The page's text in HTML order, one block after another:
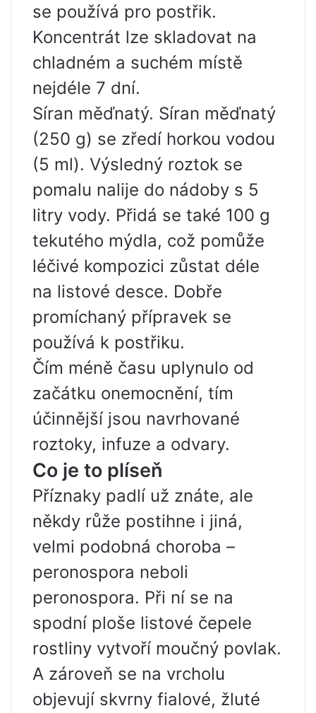
se používá pro postřik.
Koncentrát lze skladovat na
chladném a suchém místě
nejdéle 7 dní.
Síran měďnatý. Síran měďnatý
(250 g) se zředí horkou vodou
(5 ml). Výsledný roztok se
pomalu nalije do nádoby s 5
litry vody. Přidá se také 100 g
tekutého mýdla, což pomůže
léčivé kompozici zůstat déle
na listové desce. Dobře
promíchaný přípravek se
používá k postřiku.
Čím méně času uplynulo od
začátku onemocnění, tím
účinnější jsou navrhované
roztoky, infuze a odvary.
Co je to plíseň
Příznaky padlí už znáte, ale
někdy růže postihne i jiná,
velmi podobná choroba –
peronospora neboli
peronospora. Při ní se na
spodní ploše listové čepele
rostliny vytvoří moučný povlak.
A zároveň se na vrcholu
objevují skvrny fialové, žluté